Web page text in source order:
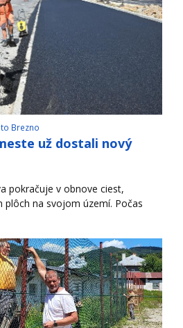
Brezno
už dostali nový
pokračuje v obnove ciest,
plôch na svojom území. Počas